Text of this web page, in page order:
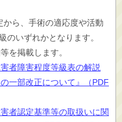
ら、手術の適応度や活動
のいずれかとなります。
を掲載します。
者障害程度等級表の解説
一部改正について』（PDF
者認定基準等の取扱いに関